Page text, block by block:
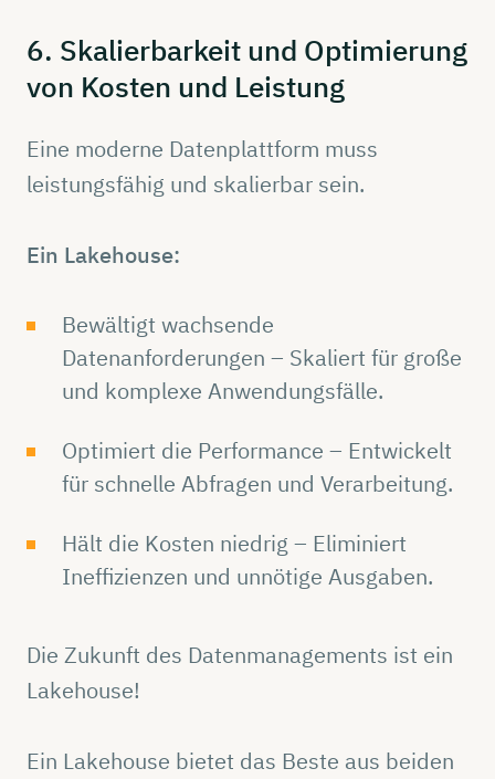
6. Skalierbarkeit und Optimierung
von Kosten und Leistung
Eine moderne Datenplattform muss
leistungsfähig und skalierbar sein.
Ein Lakehouse:
Bewältigt wachsende
Datenanforderungen – Skaliert für große
und komplexe Anwendungsfälle.
Optimiert die Performance – Entwickelt
für schnelle Abfragen und Verarbeitung.
Hält die Kosten niedrig – Eliminiert
Ineffizienzen und unnötige Ausgaben.
Die Zukunft des Datenmanagements ist ein
Lakehouse!
Ein Lakehouse bietet das Beste aus beiden